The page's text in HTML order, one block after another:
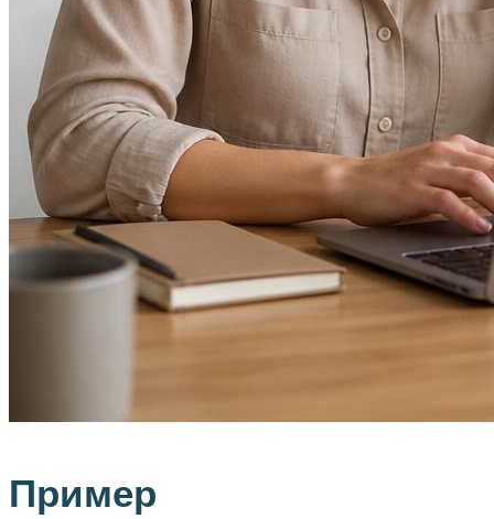
Пример